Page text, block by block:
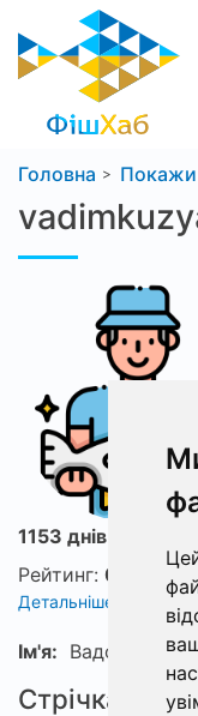
Головна
1153 днів з ФішХаб
Рейтинг: 0
Детальніше про
Ім'я: Вадос
Стрічка